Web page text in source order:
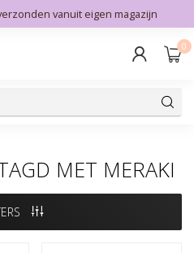
vanuit eigen magazijn
0
MET MERAKI